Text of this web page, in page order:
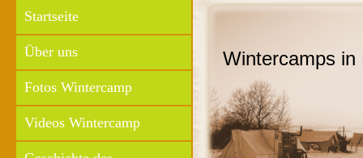
Startseite
Über uns
Fotos Wintercamp
Videos Wintercamp
Wintercamps in